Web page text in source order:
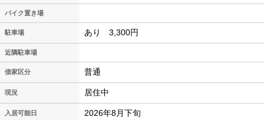
バイク置き場
駐車場 あり 3,300円
近隣駐車場
借家区分 普通
現況 居住中
入居可能日 2026年8月下旬